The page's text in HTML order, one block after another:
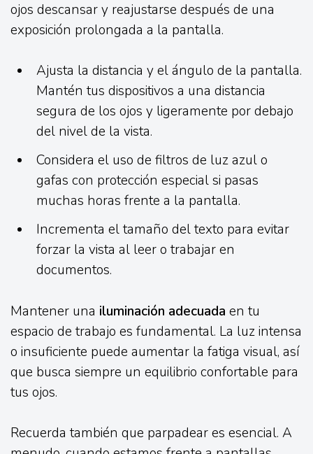
ojos descansar y reajustarse después de una
exposición prolongada a la pantalla.
Ajusta la distancia y el ángulo de la pantalla.
Mantén tus dispositivos a una distancia
segura de los ojos y ligeramente por debajo
del nivel de la vista.
Considera el uso de filtros de luz azul o
gafas con protección especial si pasas
muchas horas frente a la pantalla.
Incrementa el tamaño del texto para evitar
forzar la vista al leer o trabajar en
documentos.
Mantener una iluminación adecuada en tu
espacio de trabajo es fundamental. La luz intensa
o insuficiente puede aumentar la fatiga visual, así
que busca siempre un equilibrio confortable para
tus ojos.
Recuerda también que parpadear es esencial. A